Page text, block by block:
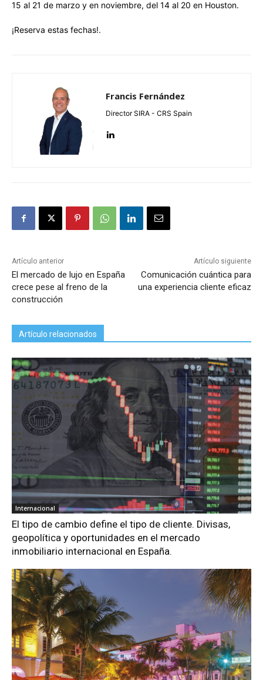
15 al 21 de marzo y en noviembre, del 14 al 20 en Houston.
¡Reserva estas fechas!.
Francis Fernández
Director SIRA - CRS Spain
Artículo anterior
El mercado de lujo en España
crece pese al freno de la
construcción
Artículo siguiente
Comunicación cuántica para
una experiencia cliente eficaz
Artículo relacionados
Internacional
El tipo de cambio define el tipo de cliente. Divisas,
geopolítica y oportunidades en el mercado
inmobiliario internacional en España.